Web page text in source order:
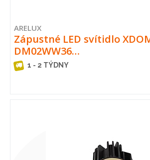
ARELUX
Zápustné LED svítidlo
DM02WW36…
1 - 2 TÝDNY